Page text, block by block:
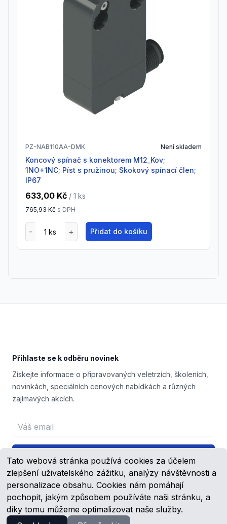
Tato webová stránka používá cookies za účelem
zlepšení uživatelského zážitku, analýzy návštěvnosti a
personalizace obsahu. Cookies nám pomáhají
pochopit, jakým způsobem používáte naši stránku, a
díky tomu můžeme optimalizovat naše služby.
PZ-NAB110AA-DMK Není skladem
Koncový spínač s konektorem M12_Kov;
1NO+1NC; Píst s pružinou; Skokový spínací člen;
IP67
633,00 Kč / 1 ks
765,93 Kč s DPH
Přidat do košíku
Přihlaste se k odběru novinek
Získejte informace o připravovaných veletrzích, školeních,
novinkách, speciálních cenových nabídkách a různých
zajímavých akcích.
Email address
Přihlášení
FacebookYouTube